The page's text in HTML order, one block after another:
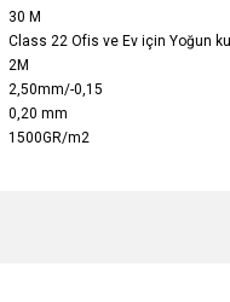
30 M
Class 22 Ofis ve Ev için Yoğun
2M
2,50mm/-0,15
0,20 mm
1500GR/m2